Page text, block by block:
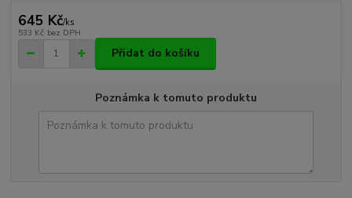
645 Kč/ks
533 Kč bez DPH
Přidat do košíku
Poznámka k tomuto produktu